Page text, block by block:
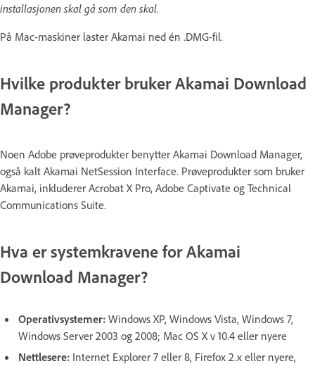
installasjonen skal gå som den skal.
På Mac-maskiner laster Akamai ned én .DMG-fil.
Hvilke produkter bruker Akamai Download
Manager?
Noen Adobe prøveprodukter benytter Akamai Download Manager,
også kalt Akamai NetSession Interface. Prøveprodukter som bruker
Akamai, inkluderer Acrobat X Pro, Adobe Captivate og Technical
Communications Suite.
Hva er systemkravene for Akamai
Download Manager?
Operativsystemer: Windows XP, Windows Vista, Windows 7,
Windows Server 2003 og 2008; Mac OS X v 10.4 eller nyere
Nettlesere: Internet Explorer 7 eller 8, Firefox 2.x eller nyere,